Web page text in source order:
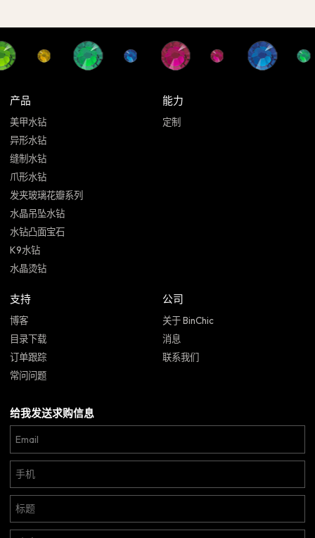
产品
美甲水钻
异形水钻
缝制水钻
爪形水钻
发夹玻璃花瓣系列
水晶吊坠水钻
水钻凸面宝石
K9水钻
水晶烫钻
能力
定制
支持
博客
目录下载
订单跟踪
常问问题
公司
关于 BinChic
消息
联系我们
给我发送求购信息